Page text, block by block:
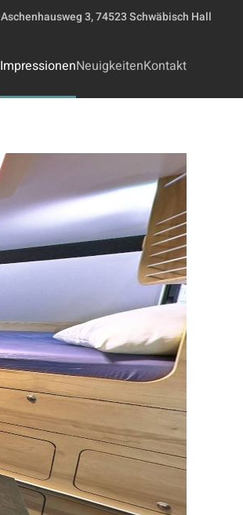
Aschenhausweg 3, 74523 Schwäbisch Hall
ImpressionenNeuigkeitenKontakt